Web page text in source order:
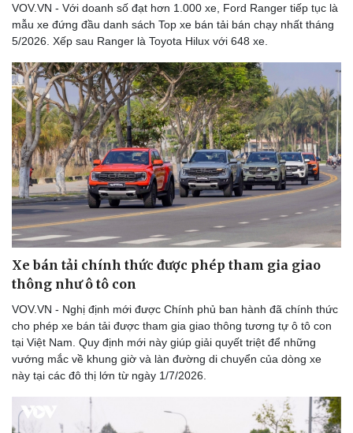
VOV.VN - Với doanh số đạt hơn 1.000 xe, Ford Ranger tiếp tục là
mẫu xe đứng đầu danh sách Top xe bán tải bán chạy nhất tháng
5/2026. Xếp sau Ranger là Toyota Hilux với 648 xe.
Xe bán tải chính thức được phép tham gia giao
thông như ô tô con
VOV.VN - Nghị định mới được Chính phủ ban hành đã chính thức
cho phép xe bán tải được tham gia giao thông tương tự ô tô con
tại Việt Nam. Quy định mới này giúp giải quyết triệt để những
vướng mắc về khung giờ và làn đường di chuyển của dòng xe
này tại các đô thị lớn từ ngày 1/7/2026.